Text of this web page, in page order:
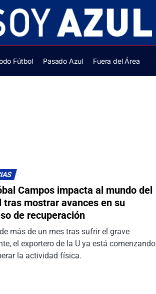
Fútbol Pasado Azul Fuera del Área
Campos impacta al mundo del
tras mostrar avances en su
de recuperación
más de un mes tras sufrir el grave
el exportero de la U ya está comenzando
la actividad física.